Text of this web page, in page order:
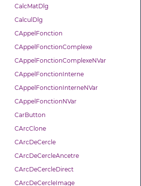
CalcMatDlg
CalculDlg
CAppelFonction
CAppelFonctionComplexe
CAppelFonctionComplexeNVar
CAppelFonctionInterne
CAppelFonctionInterneNVar
CAppelFonctionNVar
CarButton
CArcClone
CArcDeCercle
CArcDeCercleAncetre
CArcDeCercleDirect
CArcDeCercleImage